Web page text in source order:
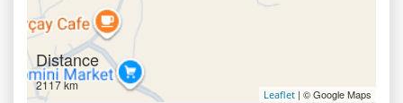
Distance
2117 km
Leaflet | © Google Maps